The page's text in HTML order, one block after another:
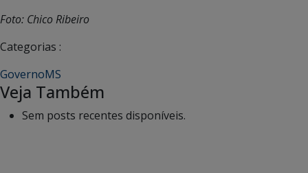
Foto: Chico Ribeiro
Categorias :
GovernoMS
Veja Também
Sem posts recentes disponíveis.